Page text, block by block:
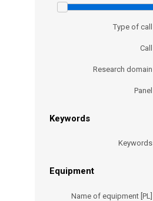
Type of call
Call
Research domain
Panel
Keywords
Keywords
Equipment
Name of equipment [PL]